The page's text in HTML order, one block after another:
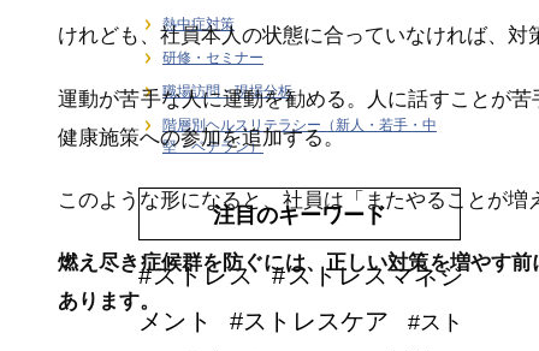
けれども、社員本人の状態に合っていなければ、
運動が苦手な人に運動を勧める。人に話すことが
健康施策への参加を追加する。
このような形になると、社員は「またやることが増
燃え尽き症候群を防ぐには、正しい対策を増やす
あります。
熱中症対策
研修・セミナー
職場訪問・現場分析
階層別ヘルスリテラシー（新人・若手・中
堅・ベテラン）
注目のキーワード
#ストレス
#ストレスマネジ
メント
#ストレスケア
#スト